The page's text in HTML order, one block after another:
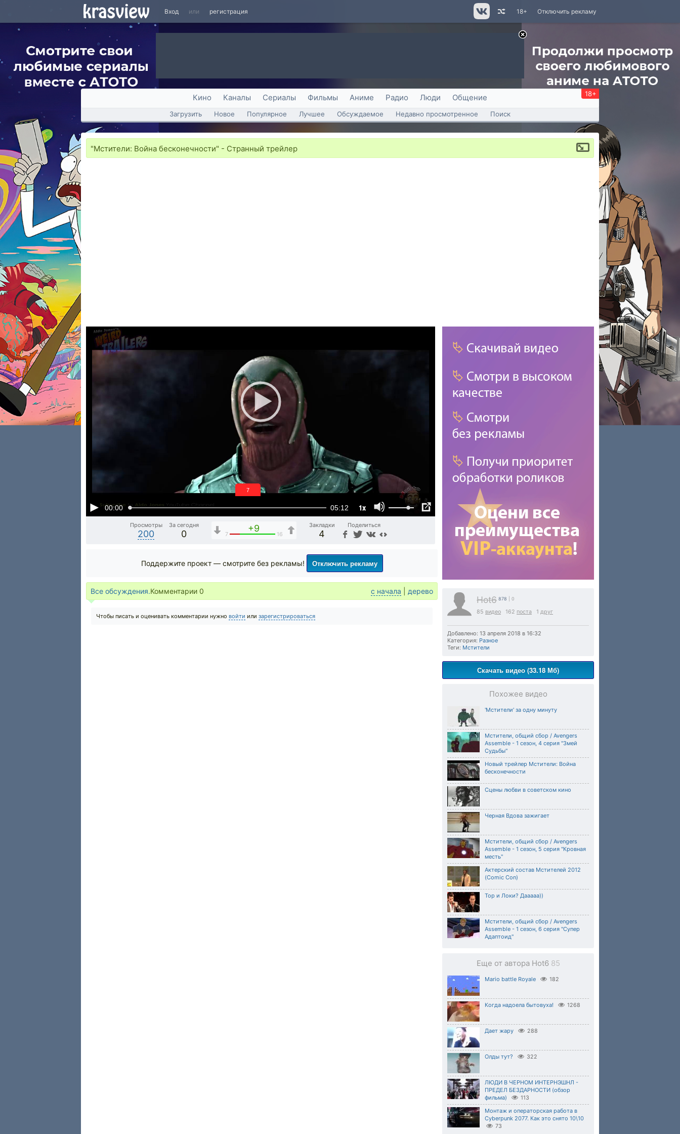
Вход или регистрация Отключить рекламу
18+
Кино Каналы Сериалы Фильмы Аниме Радио Люди Общение 18+
Загрузить Новое Популярное Лучшее Обсуждаемое Недавно просмотренное Поиск
"Мстители: Война бесконечности" - Странный трейлер
00:00 05:12 1x
6
Просмотры
200
За сегодня
0
+9
7 16
Закладки
4
Поделиться
Hot6 878 | 0
85 видео 162 поста 1 друг
Добавлено: 13 апреля 2018 в 16:32
Категория: Разное
Теги: Мстители
Скачать видео (33.18 Мб)
Похожее видео
'Мстители' за одну минуту
Мстители, общий сбор / Avengers
Assemble - 1 сезон, 4 серия "Змей
Судьбы"
Новый трейлер Мстители: Война
бесконечности
Сцены любви в советском кино
Черная Вдова зажигает
Мстители, общий сбор / Avengers
Assemble - 1 сезон, 5 серия "Кровная
месть"
Актерский состав Мстителей 2012
(Comic Con)
Тор и Локи? Дааааа))
Мстители, общий сбор / Avengers
Assemble - 1 сезон, 6 серия "Супер
Адаптоид"
Еще от автора Hot6 85
Mario battle Royale 182
Когда надоела бытовуха! 1268
Дает жару 288
Олды тут? 322
ЛЮДИ В ЧЕРНОМ ИНТЕРНЭШНЛ -
ПРЕДЕЛ БЕЗДАРНОСТИ (обзор
фильма)
113
Монтаж и операторская работа в
Cyberpunk 2077. Как это снято 10\10
73
Поддержите проект — смотрите без рекламы! Отключить рекламу
Все обсуждения.Комментарии 0 с начала дерево
Чтобы писать и оценивать комментарии нужно войти или зарегистрироваться